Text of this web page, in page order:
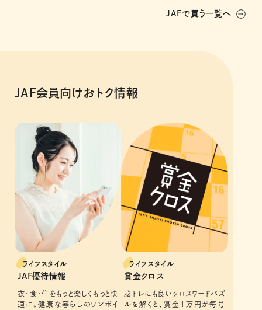
JAFで買う一覧へ
JAF会員向けおトク情報
ライフスタイル
JAF優待情報
衣・食・住をもっと楽しくもっと快
適に。健康な暮らしのワンポイ
ライフスタイル
賞金クロス
脳トレにも良いクロスワードパズ
ルを解くと、賞金１万円が毎号